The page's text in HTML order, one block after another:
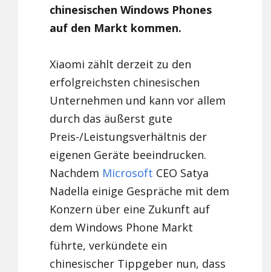
chinesischen Windows Phones
auf den Markt kommen.
Xiaomi zählt derzeit zu den
erfolgreichsten chinesischen
Unternehmen und kann vor allem
durch das äußerst gute
Preis-/Leistungsverhältnis der
eigenen Geräte beeindrucken.
Nachdem Microsoft CEO Satya
Nadella einige Gespräche mit dem
Konzern über eine Zukunft auf
dem Windows Phone Markt
führte, verkündete ein
chinesischer Tippgeber nun, dass